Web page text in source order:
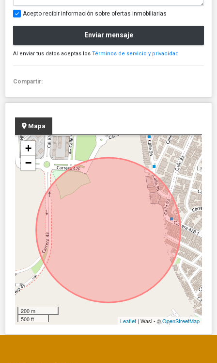
Acepto recibir información sobre ofertas inmobiliarias
Enviar mensaje
Al enviar tus datos aceptas los Términos de servicio y privacidad
Compartir:
Mapa
+
−
200 m
500 ft
Leaflet | Wasi - ©OpenStreetMap